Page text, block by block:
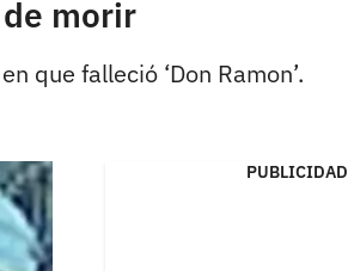
morir
que falleció ‘Don Ramon’.
PUBLICIDAD